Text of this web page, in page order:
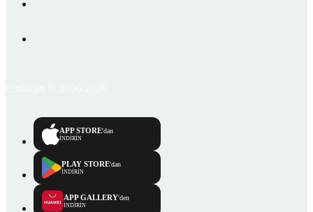
APP STORE'dan
İNDİRİN
PLAY STORE'dan
İNDİRİN
APP GALLERY'den
İNDİRİN